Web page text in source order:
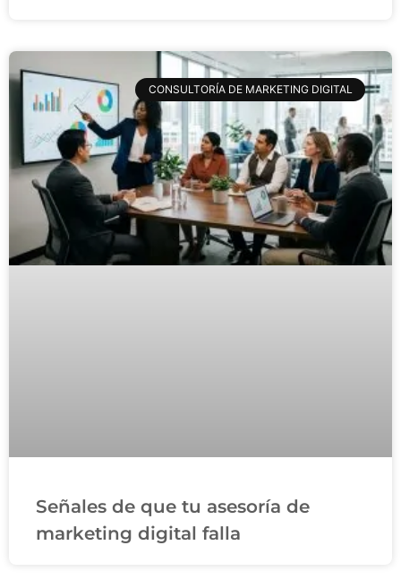
CONSULTORÍA DE MARKETING DIGITAL
Señales de que tu asesoría de
marketing digital falla